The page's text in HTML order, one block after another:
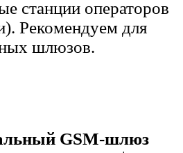
станции операторов
Рекомендуем для
шлюзов.
GSM-шлюз